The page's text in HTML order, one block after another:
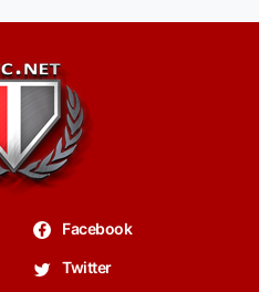
Facebook
Twitter